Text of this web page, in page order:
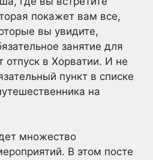
покажет вам все,
вы увидите,
занятие для
отпуск в Хорватии. И не
пункт в списке
на
множество
В этом посте